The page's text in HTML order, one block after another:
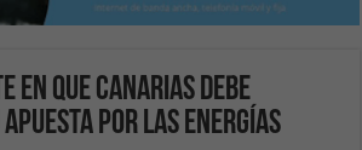
en que Canarias debe
por las energías